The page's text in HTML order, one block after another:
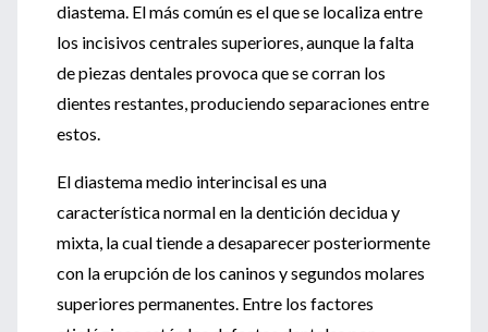
diastema. El más común es el que se localiza entre
los incisivos centrales superiores, aunque la falta
de piezas dentales provoca que se corran los
dientes restantes, produciendo separaciones entre
estos.
El diastema medio interincisal es una
característica normal en la dentición decidua y
mixta, la cual tiende a desaparecer posteriormente
con la erupción de los caninos y segundos molares
superiores permanentes. Entre los factores